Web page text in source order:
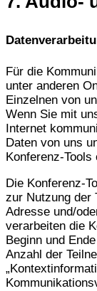
Für die
unter anderen
Einzelnen von
Wenn Sie mit
Internet
Daten von uns
Konferenz-
Die Konferenz-
zur Nutzung der
Adresse und/
verarbeiten die
Beginn und
Anzahl der